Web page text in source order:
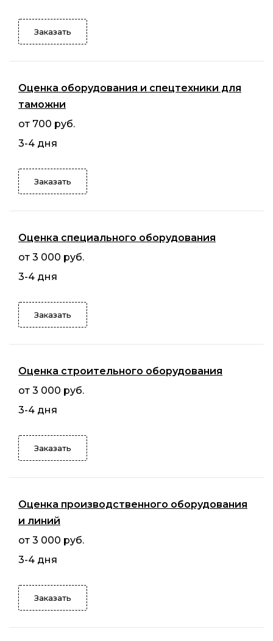
Заказать
Оценка оборудования и спецтехники для
таможни
от 700 руб.
3-4 дня
Заказать
Оценка специального оборудования
от 3 000 руб.
3-4 дня
Заказать
Оценка строительного оборудования
от 3 000 руб.
3-4 дня
Заказать
Оценка производственного оборудования
и линий
от 3 000 руб.
3-4 дня
Заказать